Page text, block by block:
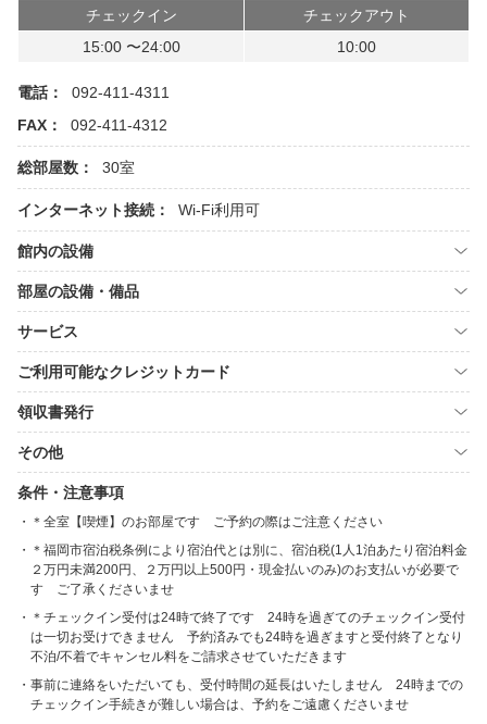
チェックイン
チェックアウト
15:00 〜24:00
10:00
電話：
092-411-4311
FAX：
092-411-4312
総部屋数： 30室
インターネット接続： Wi-Fi利用可
館内の設備
部屋の設備・備品
サービス
ご利用可能なクレジットカード
領収書発行
その他
条件・注意事項
＊全室【喫煙】のお部屋です ご予約の際はご注意ください
＊福岡市宿泊税条例により宿泊代とは別に、宿泊税(1人1泊あたり宿泊料金
２万円未満200円、２万円以上500円・現金払いのみ)のお支払いが必要で
す ご了承くださいませ
＊チェックイン受付は24時で終了です 24時を過ぎてのチェックイン受付
は一切お受けできません 予約済みでも24時を過ぎますと受付終了となり
不泊/不着でキャンセル料をご請求させていただきます
事前に連絡をいただいても、受付時間の延長はいたしません 24時までの
チェックイン手続きが難しい場合は、予約をご遠慮くださいませ